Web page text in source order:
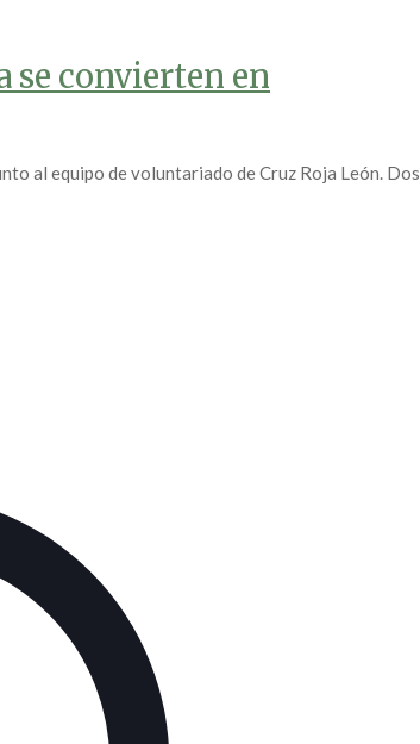
se convierten en
al equipo de voluntariado de Cruz Roja León. Dos